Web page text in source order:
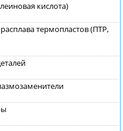
кислота)
термопластов (ПТР,